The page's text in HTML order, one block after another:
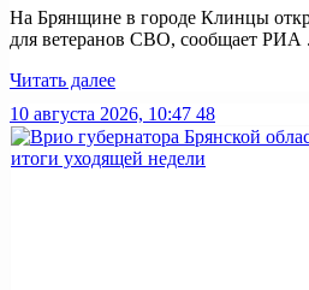
На Брянщине в городе Клинцы
для ветеранов СВО, сообщает РИА
Читать далее
10 августа 2026, 10:47 48